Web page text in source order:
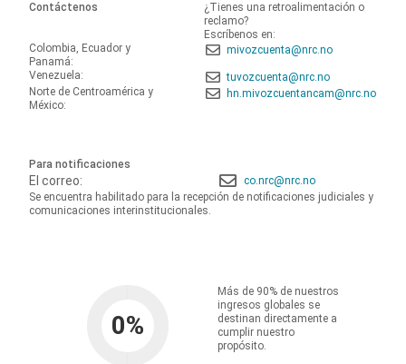
Contáctenos
¿Tienes una retroalimentación o
reclamo?
Escríbenos en:
Colombia, Ecuador y
Panamá:
mivozcuenta@nrc.no
Venezuela:
tuvozcuenta@nrc.no
Norte de Centroamérica y
México:
hn.mivozcuentancam@nrc.no
Para notificaciones
El correo:
co.nrc@nrc.no
Se encuentra habilitado para la recepción de notificaciones judiciales y
comunicaciones interinstitucionales.
0%
Más de 90% de nuestros
ingresos globales se
destinan directamente a
cumplir nuestro
propósito.